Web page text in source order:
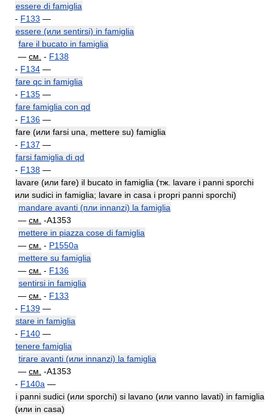
essere di famiglia
- F133 —
essere (или sentirsi) in famiglia
fare il bucato in famiglia
— см. - F138
- F134 —
fare qc in famiglia
- F135 —
fare famiglia con qd
- F136 —
fare (или farsi una, mettere su) famiglia
- F137 —
farsi famiglia di qd
- F138 —
lavare (или fare) il bucato in famiglia (тж. lavare i panni sporchi
или sudici in famiglia; lavare in casa i propri panni sporchi)
mandare avanti (пли innanzi) la famiglia
— см. -A1353
mettere in piazza cose di famiglia
— см. - P1550a
mettere su famiglia
— см. - F136
sentirsi in famiglia
— см. - F133
- F139 —
stare in famiglia
- F140 —
tenere famiglia
tirare avanti (или innanzi) la famiglia
— см. -A1353
- F140a —
i panni sudici (или sporchi) si lavano (или vanno lavati) in famiglia
(или in casa)